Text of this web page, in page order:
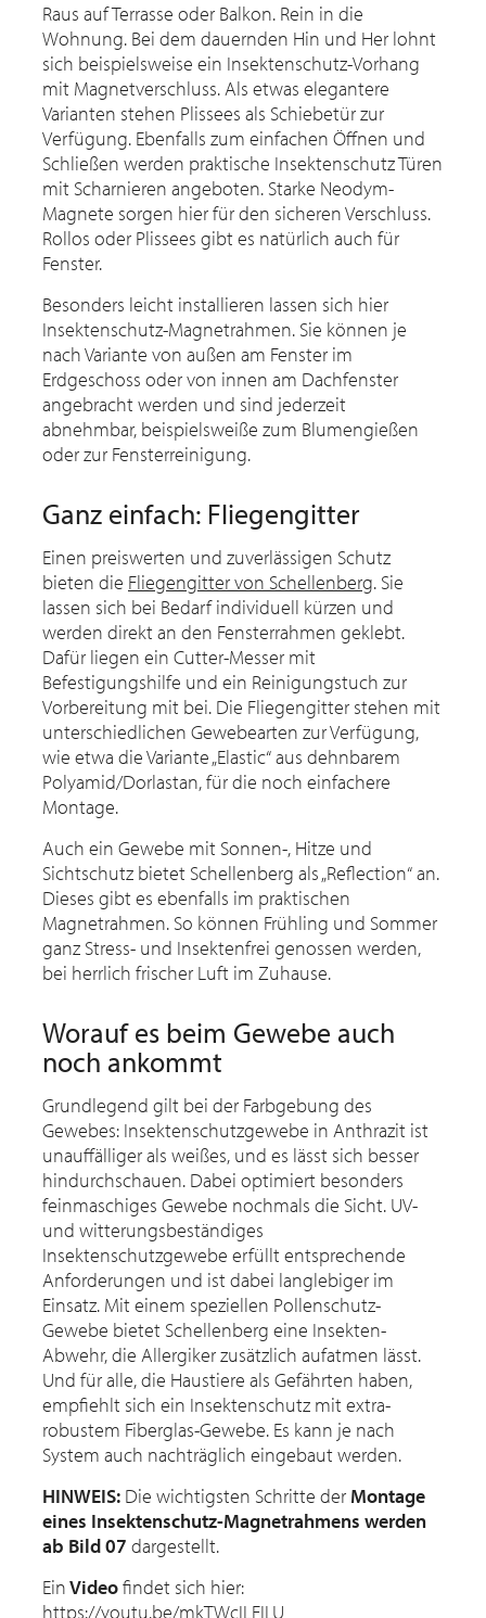
Raus auf Terrasse oder Balkon. Rein in die
Wohnung. Bei dem dauernden Hin und Her lohnt
sich beispielsweise ein Insektenschutz-Vorhang
mit Magnetverschluss. Als etwas elegantere
Varianten stehen Plissees als Schiebetür zur
Verfügung. Ebenfalls zum einfachen Öffnen und
Schließen werden praktische Insektenschutz Türen
mit Scharnieren angeboten. Starke Neodym-
Magnete sorgen hier für den sicheren Verschluss.
Rollos oder Plissees gibt es natürlich auch für
Fenster.
Besonders leicht installieren lassen sich hier
Insektenschutz-Magnetrahmen. Sie können je
nach Variante von außen am Fenster im
Erdgeschoss oder von innen am Dachfenster
angebracht werden und sind jederzeit
abnehmbar, beispielsweiße zum Blumengießen
oder zur Fensterreinigung.
Ganz einfach: Fliegengitter
Einen preiswerten und zuverlässigen Schutz
bieten die Fliegengitter von Schellenberg. Sie
lassen sich bei Bedarf individuell kürzen und
werden direkt an den Fensterrahmen geklebt.
Dafür liegen ein Cutter-Messer mit
Befestigungshilfe und ein Reinigungstuch zur
Vorbereitung mit bei. Die Fliegengitter stehen mit
unterschiedlichen Gewebearten zur Verfügung,
wie etwa die Variante „Elastic“ aus dehnbarem
Polyamid/Dorlastan, für die noch einfachere
Montage.
Auch ein Gewebe mit Sonnen-, Hitze und
Sichtschutz bietet Schellenberg als „Reflection“ an.
Dieses gibt es ebenfalls im praktischen
Magnetrahmen. So können Frühling und Sommer
ganz Stress- und Insektenfrei genossen werden,
bei herrlich frischer Luft im Zuhause.
Worauf es beim Gewebe auch
noch ankommt
Grundlegend gilt bei der Farbgebung des
Gewebes: Insektenschutzgewebe in Anthrazit ist
unauffälliger als weißes, und es lässt sich besser
hindurchschauen. Dabei optimiert besonders
feinmaschiges Gewebe nochmals die Sicht. UV-
und witterungsbeständiges
Insektenschutzgewebe erfüllt entsprechende
Anforderungen und ist dabei langlebiger im
Einsatz. Mit einem speziellen Pollenschutz-
Gewebe bietet Schellenberg eine Insekten-
Abwehr, die Allergiker zusätzlich aufatmen lässt.
Und für alle, die Haustiere als Gefährten haben,
empfiehlt sich ein Insektenschutz mit extra-
robustem Fiberglas-Gewebe. Es kann je nach
System auch nachträglich eingebaut werden.
HINWEIS: Die wichtigsten Schritte der Montage
eines Insektenschutz-Magnetrahmens werden
ab Bild 07 dargestellt.
EinVideofindet sich hier:
https://youtu.be/mkTWcILFILU